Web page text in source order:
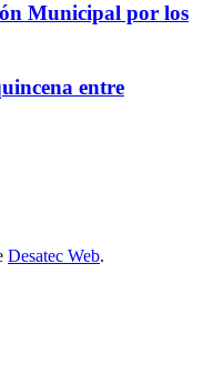
entre
Municipal por los
Desatec Web.